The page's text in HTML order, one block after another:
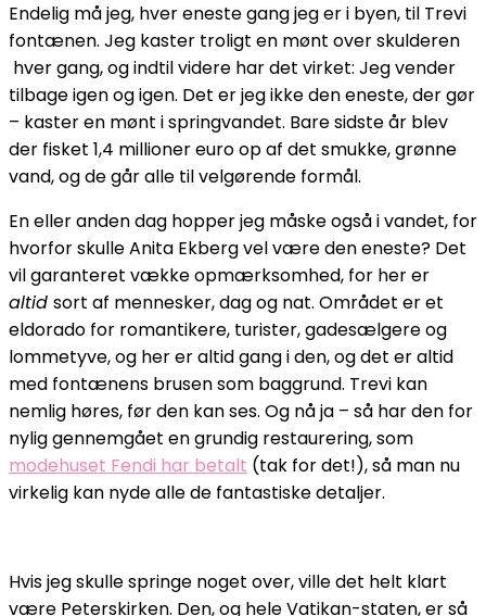
Endelig må jeg, hver eneste gang jeg er i byen, til Trevi
fontænen. Jeg kaster troligt en mønt over skulderen
hver gang, og indtil videre har det virket: Jeg vender
tilbage igen og igen. Det er jeg ikke den eneste, der gør
– kaster en mønt i springvandet. Bare sidste år blev
der fisket 1,4 millioner euro op af det smukke, grønne
vand, og de går alle til velgørende formål.
En eller anden dag hopper jeg måske også i vandet, for
hvorfor skulle Anita Ekberg vel være den eneste? Det
vil garanteret vække opmærksomhed, for her er
altid sort af mennesker, dag og nat. Området er et
eldorado for romantikere, turister, gadesælgere og
lommetyve, og her er altid gang i den, og det er altid
med fontænens brusen som baggrund. Trevi kan
nemlig høres, før den kan ses. Og nå ja – så har den for
nylig gennemgået en grundig restaurering, som
modehuset Fendi har betalt (tak for det!), så man nu
virkelig kan nyde alle de fantastiske detaljer.
Hvis jeg skulle springe noget over, ville det helt klart
være Peterskirken. Den, og hele Vatikan-staten, er så